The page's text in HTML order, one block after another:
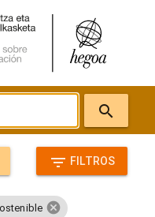
search
filter_list FILTROS
cancel